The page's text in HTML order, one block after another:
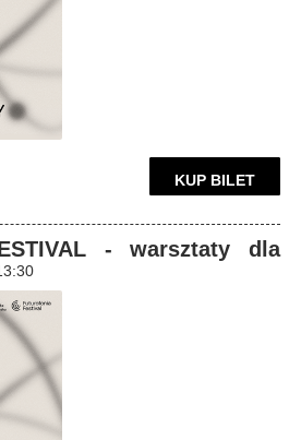
KUP BILET
- warsztaty dla